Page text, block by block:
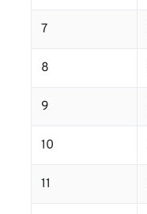
7
8
9
10
11